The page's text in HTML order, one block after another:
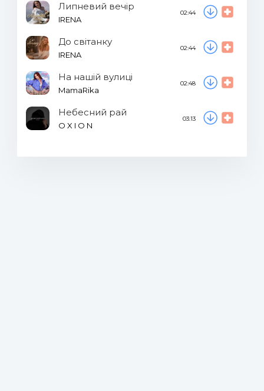
Липневий вечір
IRENA
02:44
До світанку
IRENA
02:44
На нашій вулиці
MamaRika
02:48
Небесний рай
O X I O N
03:13